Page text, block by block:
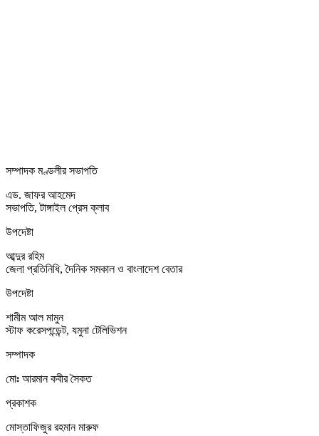
সম্পাদক মণ্ডলীর সভাপতি
এড. জাফর আহমেদ
সভাপতি, টাঙ্গাইল প্রেস ক্লাব
উপদেষ্টা
আব্দুর রহিম
জেলা প্রতিনিধি, দৈনিক সমকাল ও বাংলাদেশ বেতার
উপদেষ্টা
শামীম আল মামুন
স্টাফ করেসপন্ডেন্ট, যমুনা টেলিভিশন
সম্পাদক
মোঃ আরমান কবীর সৈকত
প্রকাশক
মোস্তাফিজুর রহমান মারুফ